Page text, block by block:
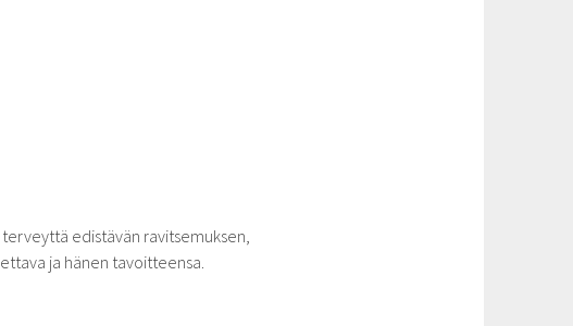
edistävän ravitsemuksen,
ja hänen tavoitteensa.